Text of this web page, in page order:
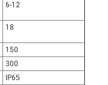
6-12
18
150
300
IP65